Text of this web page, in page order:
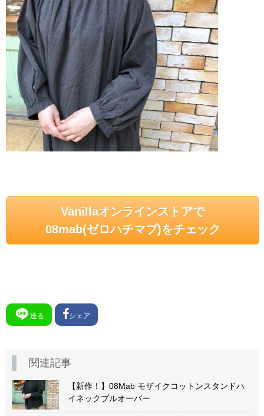
Vanillaオンラインストアで
08mab(ゼロハチマブ)をチェック
送る シェア
関連記事
【新作！】08Mab モザイクコットンスタンドハ
イネックプルオーバー